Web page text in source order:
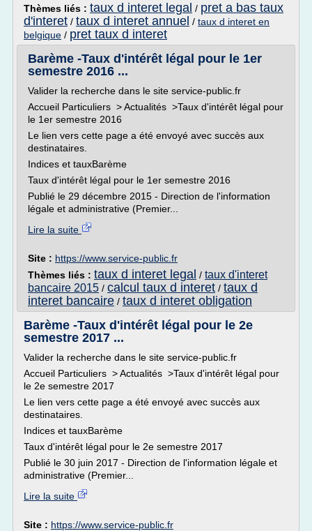
Thèmes liés : taux d interet legal / pret a bas taux
d'interet / taux d interet annuel / taux d interet en
belgique / pret taux d interet
Barème -Taux d'intérêt légal pour le 1er
semestre 2016 ...
Valider la recherche dans le site service-public.fr
Accueil Particuliers > Actualités >Taux d'intérêt légal pour
le 1er semestre 2016
Le lien vers cette page a été envoyé avec succès aux
destinataires.
Indices et tauxBarème
Taux d'intérêt légal pour le 1er semestre 2016
Publié le 29 décembre 2015 - Direction de l'information
légale et administrative (Premier...
Lire la suite
Site : https://www.service-public.fr
Thèmes liés : taux d interet legal / taux d'interet
bancaire 2015 / calcul taux d interet / taux d
interet bancaire / taux d interet obligation
Barème -Taux d'intérêt légal pour le 2e
semestre 2017 ...
Valider la recherche dans le site service-public.fr
Accueil Particuliers > Actualités >Taux d'intérêt légal pour
le 2e semestre 2017
Le lien vers cette page a été envoyé avec succès aux
destinataires.
Indices et tauxBarème
Taux d'intérêt légal pour le 2e semestre 2017
Publié le 30 juin 2017 - Direction de l'information légale et
administrative (Premier...
Lire la suite
Site : https://www.service-public.fr